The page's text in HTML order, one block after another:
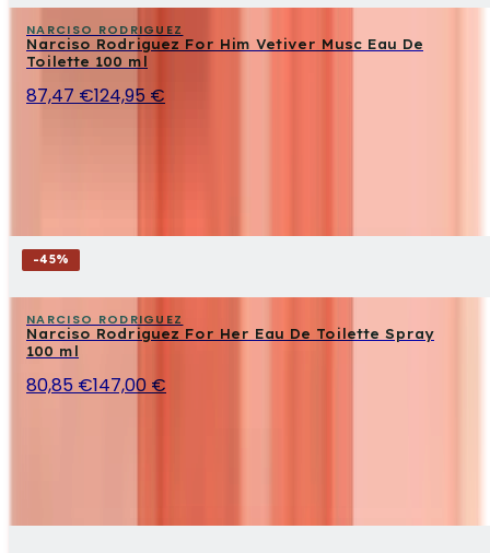
NARCISO RODRIGUEZ
Narciso Rodriguez For Him Vetiver Musc Eau De
Toilette 100 ml
87,47 €124,95 €
-45%
NARCISO RODRIGUEZ
Narciso Rodriguez For Her Eau De Toilette Spray
100 ml
80,85 €147,00 €